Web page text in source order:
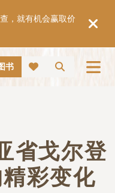
，就有机会赢取价
搜索
书
省戈尔登
彩变化